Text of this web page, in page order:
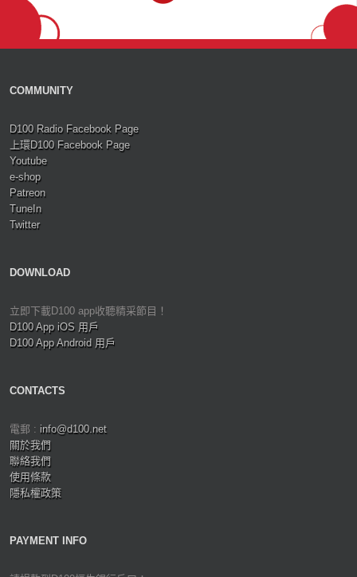
COMMUNITY
D100 Radio Facebook Page
上環D100 Facebook Page
Youtube
e-shop
Patreon
TuneIn
Twitter
DOWNLOAD
立即下載D100 app收聽精采節目！
D100 App iOS 用戶
D100 App Android 用戶
CONTACTS
電郵 : info@d100.net
關於我們
聯絡我們
使用條款
隱私權政策
PAYMENT INFO